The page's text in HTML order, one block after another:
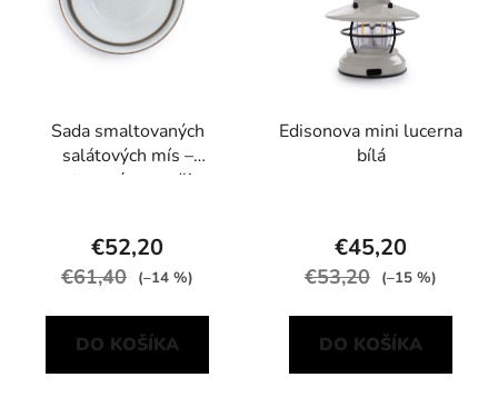
Sada smaltovaných
salátových mís –
smetanová se sedlinou
€52,20
€61,40 (–14 %)
DO KOŠÍKA
Edisonova mini lucerna
bílá
€45,20
€53,20 (–15 %)
DO KOŠÍKA